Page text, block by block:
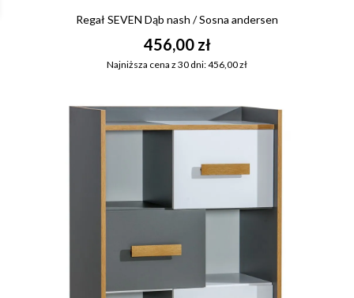
Regał SEVEN Dąb nash / Sosna andersen
456,00 zł
Najniższa cena z 30 dni: 456,00 zł